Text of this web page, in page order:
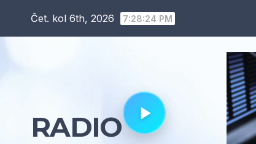
Čet. kol 6th, 2026 7:28:25 PM
RADIO